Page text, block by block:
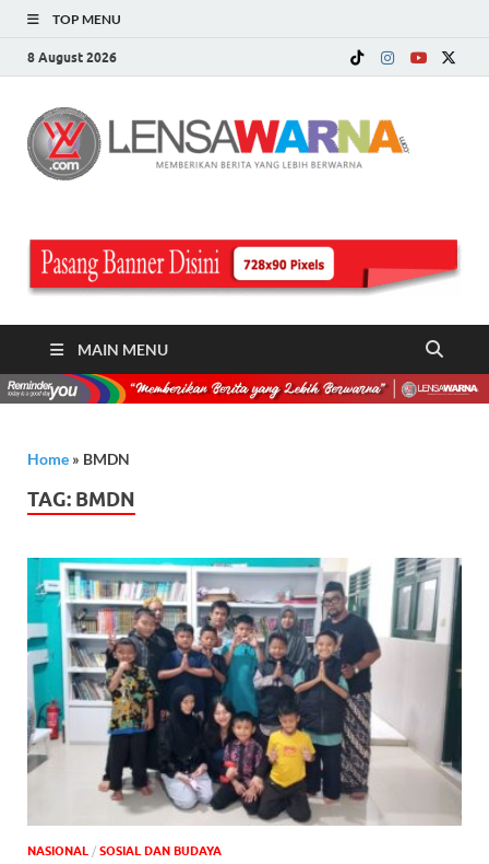
TOP MENU
8 August 2026
MAIN MENU
Home » BMDN
TAG: BMDN
NASIONAL / SOSIAL DAN BUDAYA